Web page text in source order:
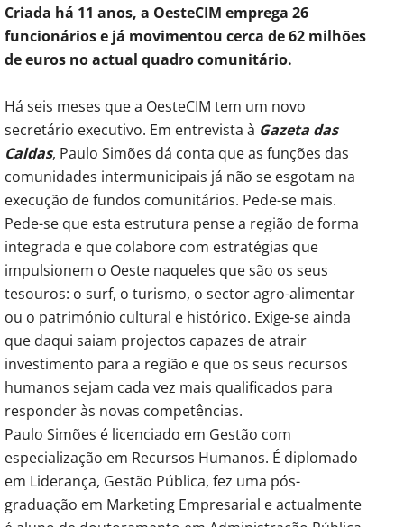
Criada há 11 anos, a OesteCIM emprega 26
funcionários e já movimentou cerca de 62 milhões
de euros no actual quadro comunitário.
Há seis meses que a OesteCIM tem um novo
secretário executivo. Em entrevista à Gazeta das
Caldas, Paulo Simões dá conta que as funções das
comunidades intermunicipais já não se esgotam na
execução de fundos comunitários. Pede-se mais.
Pede-se que esta estrutura pense a região de forma
integrada e que colabore com estratégias que
impulsionem o Oeste naqueles que são os seus
tesouros: o surf, o turismo, o sector agro-alimentar
ou o património cultural e histórico. Exige-se ainda
que daqui saiam projectos capazes de atrair
investimento para a região e que os seus recursos
humanos sejam cada vez mais qualificados para
responder às novas competências.
Paulo Simões é licenciado em Gestão com
especialização em Recursos Humanos. É diplomado
em Liderança, Gestão Pública, fez uma pós-
graduação em Marketing Empresarial e actualmente